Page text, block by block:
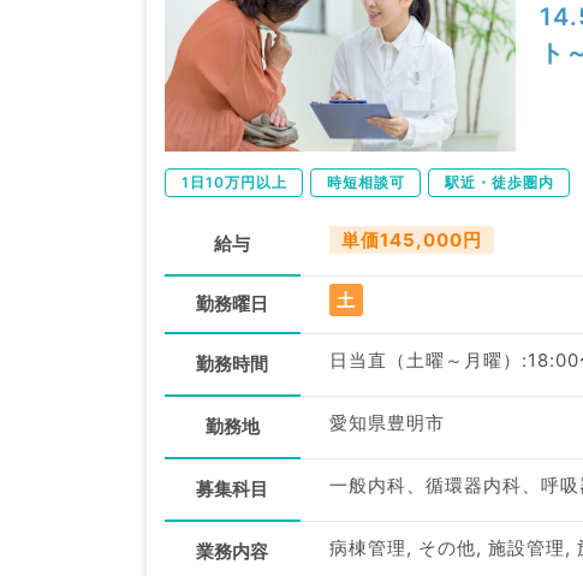
ト
1日10万円以上 時短相談可 駅近・徒歩圏内
給与 単価145,000円
勤務曜日 土
勤務時間 日当直（土曜～月曜）
勤務地 愛知県豊明市
募集科目 一般内科、循環器内科、呼
業務内容 病棟管理, その他, 施設管理,